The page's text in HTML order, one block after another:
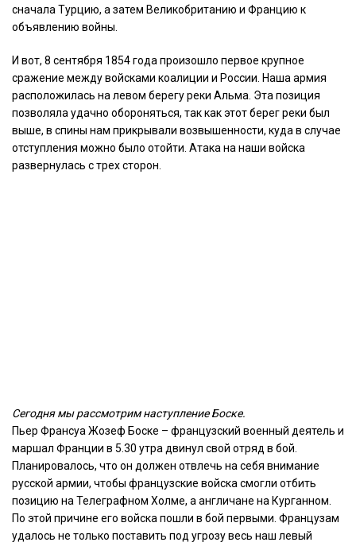
сначалаТурцию, азатем Великобританию и Францию к
объявлению войны.
И вот, 8 сентября 1854годапроизошло первое крупное
сражение междувойсками коалиции и России. Нашаармия
расположилась налевом берегуреки Альма. Этапозиция
позволялаудачно обороняться, таккакэтотберегреки был
выше, в спины нам прикрывали возвышенности, кудав случае
отступления можно было отойти. Атакананаши войска
развернулась стрехсторон.
Сегодня мы рассмотрим наступление Боске.
Пьер ФрансуаЖозеф Боске – французский военный деятель и
маршал Франции в 5.30 утрадвинул свой отряд в бой.
Планировалось, что он должен отвлечь насебя внимание
русской армии, чтобы французские войскасмогли отбить
позицию наТелеграфном Холме, аангличане на Курганном.
По этой причине его войскапошли в бой первыми. Французам
удалось не только поставить под угрозувесь наш левый